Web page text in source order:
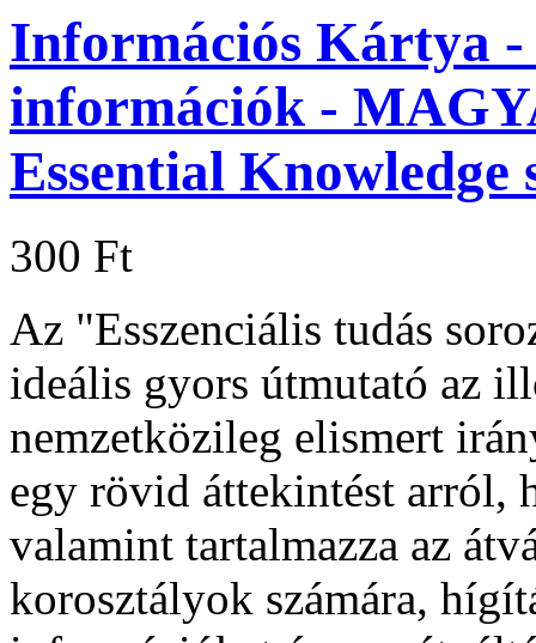
Információs Kártya -
információk -
Essential Knowledge
300 Ft
Az "Esszenciális tudás
ideális gyors útmutató az
nemzetközileg elismert
egy rövid áttekintést arról,
valamint tartalmazza az
korosztályok számára,